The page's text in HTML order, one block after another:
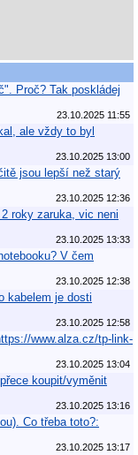
Proč? Tak poskládej
23.10.2025 11:55
ale vždy to byl
23.10.2025 13:00
jsou lepší než starý
23.10.2025 12:36
roky zaruka, vic neni
23.10.2025 13:33
V čem
23.10.2025 12:38
kabelem je dosti
23.10.2025 12:58
www.alza.cz/tp-link-
23.10.2025 13:04
koupit/vyměnit
23.10.2025 13:16
Co třeba toto?:
23.10.2025 13:17